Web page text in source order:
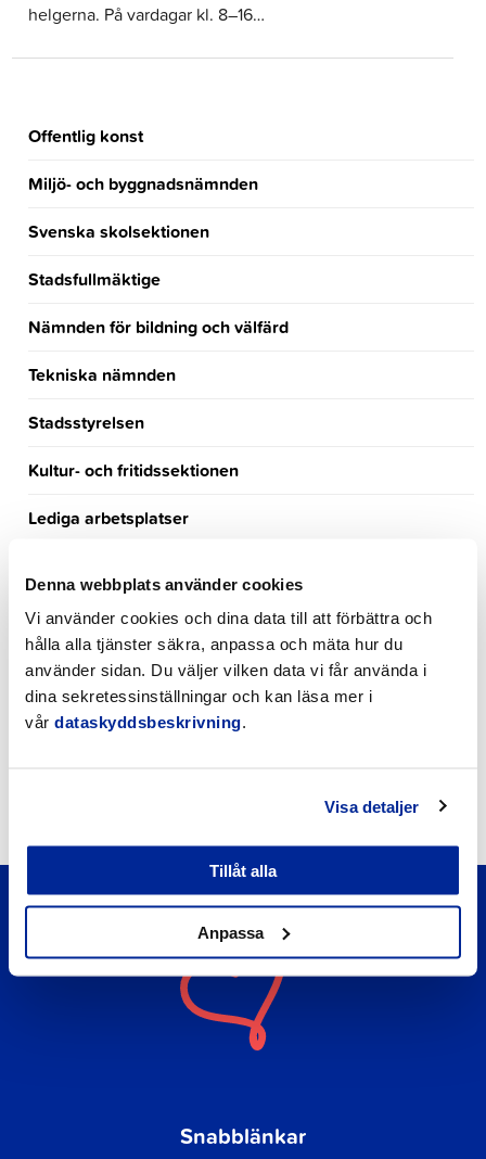
Denna webbplats använder cookies
Vi använder cookies och dina data till att förbättra och
hålla alla tjänster säkra, anpassa och mäta hur du
använder sidan. Du väljer vilken data vi får använda i
dina sekretessinställningar och kan läsa mer i
vår dataskyddsbeskrivning.
Visa detaljer
Tillåt alla
Anpassa
helgerna. På vardagar kl. 8–16…
Offentlig konst
Miljö- och byggnadsnämnden
Svenska skolsektionen
Stadsfullmäktige
Nämnden för bildning och välfärd
Tekniska nämnden
Stadsstyrelsen
Kultur- och fritidssektionen
Lediga arbetsplatser
Händelsekalender
Möteskalender
Nyheter
Snabblänkar